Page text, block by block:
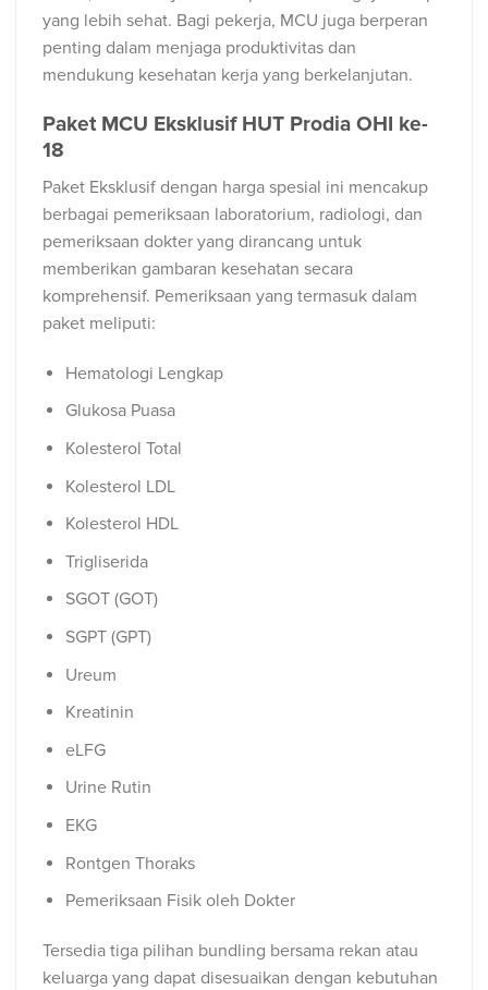
yang lebih sehat. Bagi pekerja, MCU juga berperan
penting dalam menjaga produktivitas dan
mendukung kesehatan kerja yang berkelanjutan.
Paket MCU Eksklusif HUT Prodia OHI ke-
18
Paket Eksklusif dengan harga spesial ini mencakup
berbagai pemeriksaan laboratorium, radiologi, dan
pemeriksaan dokter yang dirancang untuk
memberikan gambaran kesehatan secara
komprehensif. Pemeriksaan yang termasuk dalam
paket meliputi:
Hematologi Lengkap
Glukosa Puasa
Kolesterol Total
Kolesterol LDL
Kolesterol HDL
Trigliserida
SGOT (GOT)
SGPT (GPT)
Ureum
Kreatinin
eLFG
Urine Rutin
EKG
Rontgen Thoraks
Pemeriksaan Fisik oleh Dokter
Tersedia tiga pilihan bundling bersama rekan atau
keluarga yang dapat disesuaikan dengan kebutuhan